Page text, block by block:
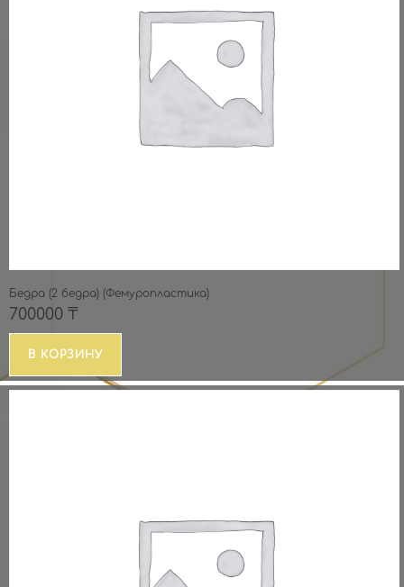
Бедра (2 бедра) (Фемуропластика)
700000 ₸
В КОРЗИНУ